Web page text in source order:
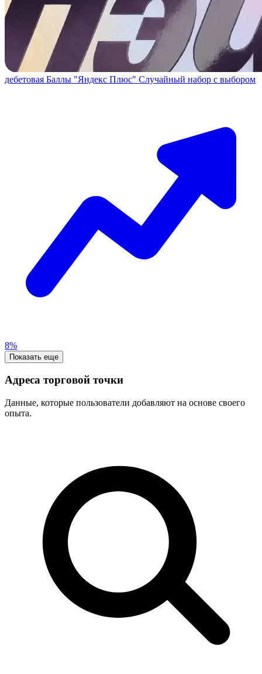
дебетовая Баллы "Яндекс Плюс" Случайный набор с выбором
8%
Показать еще
Адреса торговой точки
Данные, которые пользователи добавляют на основе своего
опыта.